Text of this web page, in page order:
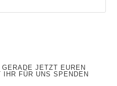
JETZT EUREN
FÜR UNS SPENDEN